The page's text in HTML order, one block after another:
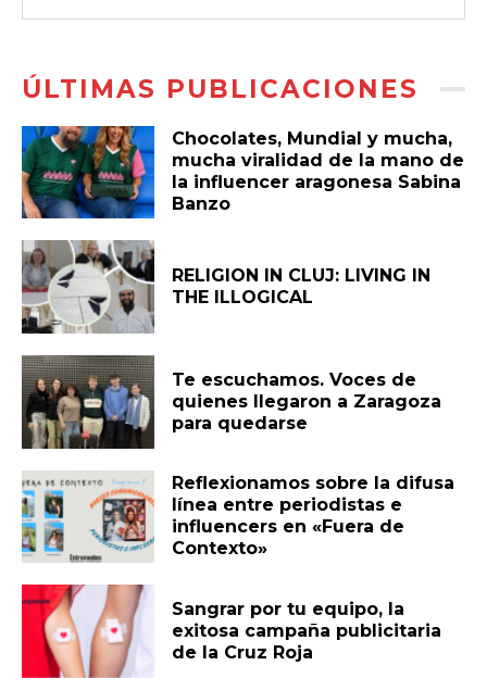
ÚLTIMAS PUBLICACIONES
Chocolates, Mundial y mucha,
mucha viralidad de la mano de
la influencer aragonesa Sabina
Banzo
RELIGION IN CLUJ: LIVING IN
THE ILLOGICAL
Te escuchamos. Voces de
quienes llegaron a Zaragoza
para quedarse
Reflexionamos sobre la difusa
línea entre periodistas e
influencers en «Fuera de
Contexto»
Sangrar por tu equipo, la
exitosa campaña publicitaria
de la Cruz Roja